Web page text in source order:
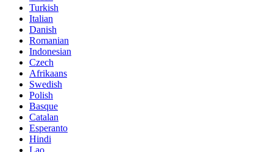
Turkish
Italian
Danish
Romanian
Indonesian
Czech
Afrikaans
Swedish
Polish
Basque
Catalan
Esperanto
Hindi
Lao